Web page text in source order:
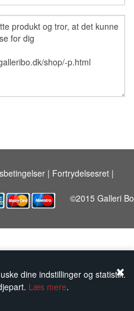
dine indstillinger og statistik.
Læs mere.
★ ★ ★ ★ ★
GAVEKORT
OM
| Fortrydelsesret |
©2015 Galleri Bo